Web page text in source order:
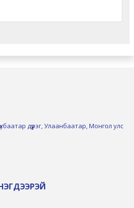
дүүрэг, Улаанбаатар, Монгол улс